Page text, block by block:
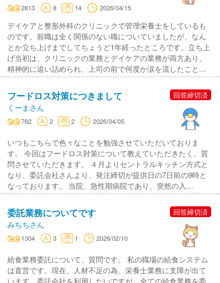
2813 8 14 2026/04/15
デイケアと整形外科のクリニックで管理栄養士をしているも
のです。前職は全く関係のない職についていましたが、なん
とか立ち上げまでしてちょうど1年経ったところです。立ち上
げ当初は、クリニックの業務とデイケアの業務が両方あり、
精神的に追い詰められ、上司の前で何度か涙を流したこと…
フードロス対策につきまして
くーまさん
762 2 2 2026/04/05
回答締切済
いつもこちらで色々なことを勉強させていただいておりま
す。 今回はフードロス対策について教えていただきたく、質
問させていただきます。 ４月よりセントラルキッチン方式と
なり、委託会社さんより、発注締切が提供日の7日前の9時と
なっております。 当院、急性期病院であり、突然の入…
委託業務についてです
みちちさん
1304 3 1 2026/02/10
回答締切済
給食業務委託について、質問です。 私の職場の給食システム
は直営です。現在、人材不足の為、栄養士業務に支障が出て
います。委託会社を利用したいですが、全ての給食業務を委